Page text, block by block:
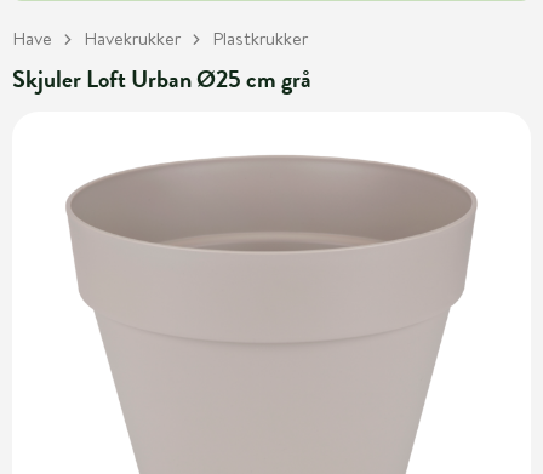
Have Havekrukker Plastkrukker
Skjuler Loft Urban Ø25 cm grå